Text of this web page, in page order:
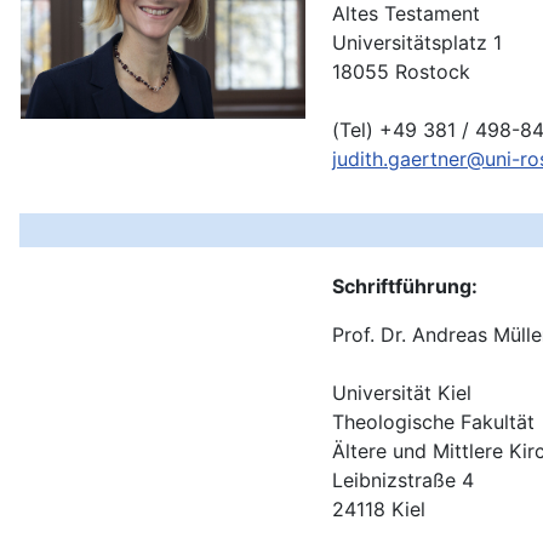
Altes Testament
Universitätsplatz 1
18055 Rostock
(Tel) +49 381 / 498-
judith.gaertner@uni-
Schriftführung:
Prof. Dr. Andreas
Universität Kiel
Theologische Fakultät
Ältere und Mittlere
Leibnizstraße 4
24118 Kiel